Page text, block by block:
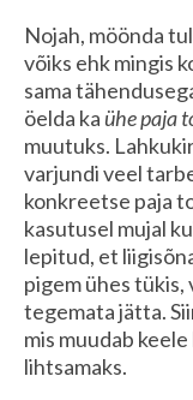
Nojah, möönda
võiks ehk mingis
sama
öelda ka ühe paja
muutuks.
varjundi veel
konkreetse paja
kasutusel mujal
lepitud, et
pigem ühes tükis,
tegemata jätta.
mis muudab
lihtsamaks.